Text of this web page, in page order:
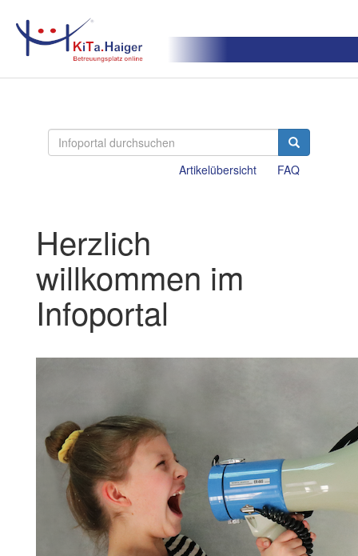
FAQ
Artikelübersicht
Herzlich
willkommen im
Infoportal